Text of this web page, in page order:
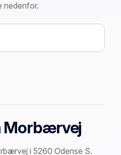
nedenfor.
Morbærvej
i 5260 Odense S.